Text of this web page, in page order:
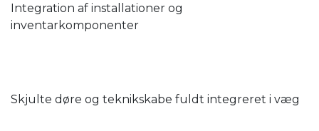
Integration af installationer og
inventarkomponenter
Skjulte døre og teknikskabe fuldt integreret i væg